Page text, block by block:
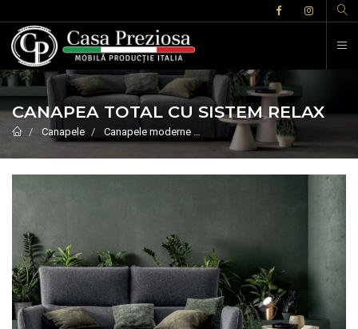
CANAPEA TOTAL CU SISTEM RELAX
Canapele Canapele moderne Canapele moderne extensibile